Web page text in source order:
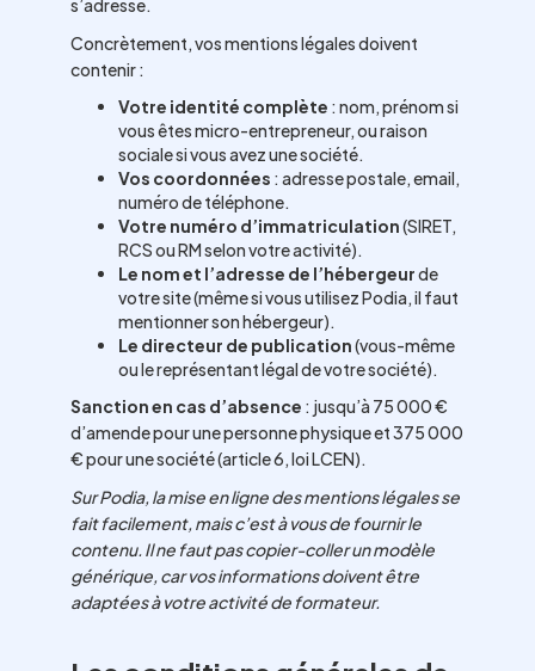
s’adresse.
Concrètement, vos mentions légales doivent
contenir :
Votre identité complète : nom, prénom si
vous êtes micro-entrepreneur, ou raison
sociale si vous avez une société.
Vos coordonnées : adresse postale, email,
numéro de téléphone.
Votre numéro d’immatriculation(SIRET,
RCS ou RM selon votre activité).
Le nom et l’adresse de l’hébergeurde
votre site (même si vous utilisez Podia, il faut
mentionner son hébergeur).
Le directeur de publication(vous-même
ou le représentant légal de votre société).
Sanction en cas d’absence : jusqu’à 75 000 €
d’amende pour une personne physique et 375 000
€ pour une société (article 6, loi LCEN).
Sur Podia, la mise en ligne des mentions légales se
fait facilement, mais c’est à vous de fournir le
contenu. Il ne faut pas copier-coller un modèle
générique, car vos informations doivent être
adaptées à votre activité de formateur.